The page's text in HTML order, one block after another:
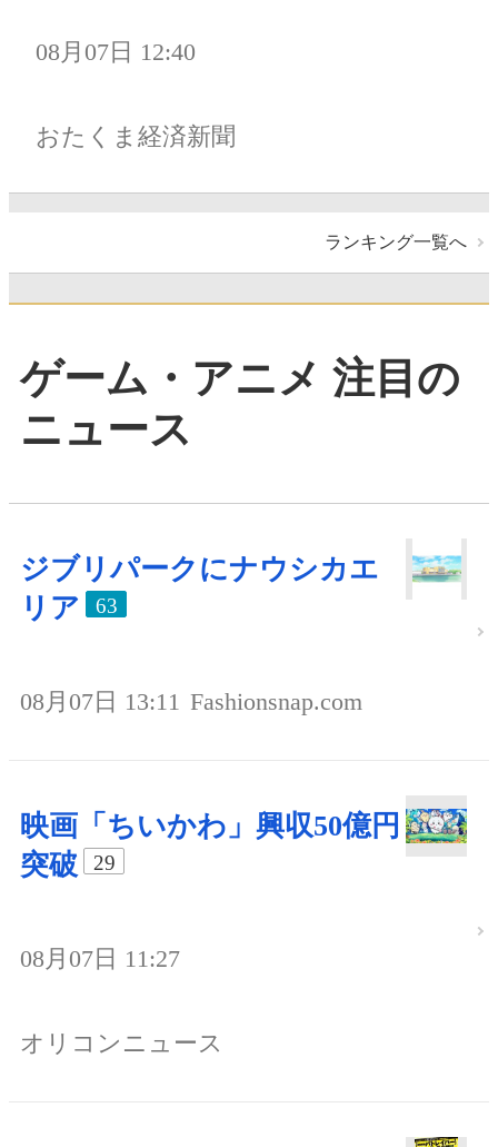
08月07日 12:40
おたくま経済新聞
ランキング一覧へ
ゲーム・アニメ 注目の
ニュース
ジブリパークにナウシカエ
リア
63
08月07日 13:11 Fashionsnap.com
映画「ちいかわ」興収50億円
突破
29
08月07日 11:27
オリコンニュース